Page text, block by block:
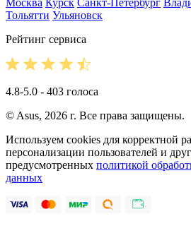
Тольятти Ульяновск
Рейтинг сервиса
4.8-5.0 - 403 голоса
© Asus, 2026 г. Все права защищены.
Используем cookies для корректной
персонализации пользователей и
предусмотренных политикой
данных